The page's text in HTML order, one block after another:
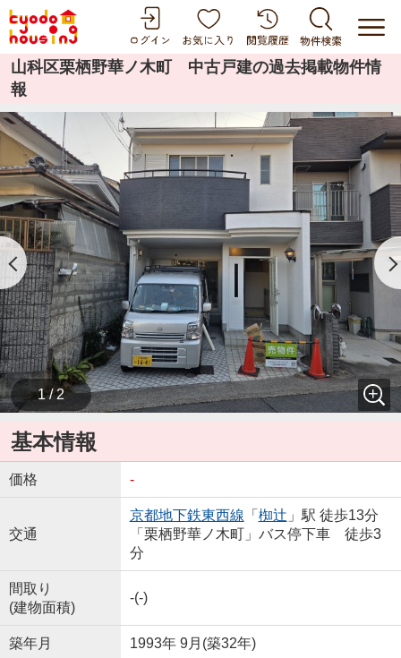
山科区栗栖野華ノ木町 中古戸建の過去掲載物件情
報
1 / 2
基本情報
価格 -
交通
京都地下鉄東西線 「 椥辻 」駅 徒歩13分
「栗栖野華ノ木町」バス停下車 徒歩3
分
間取り
(建物面積)
-(-)
築年月 1993年 9月(築32年)